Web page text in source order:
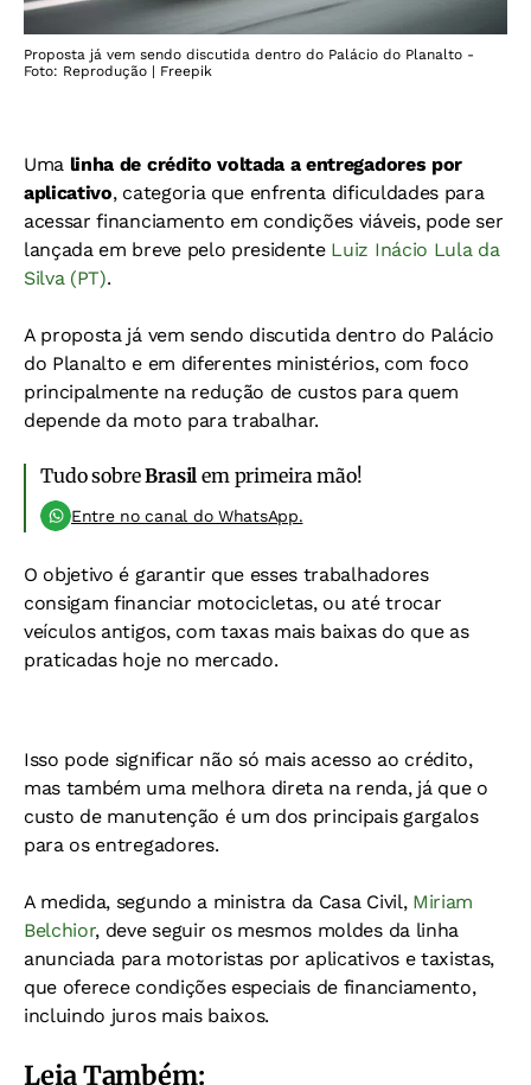
Proposta já vem sendo discutida dentro do Palácio do Planalto -
Foto: Reprodução | Freepik
Uma linha de crédito voltada a entregadores por
aplicativo, categoria que enfrenta dificuldades para
acessar financiamento em condições viáveis, pode ser
lançada em breve pelo presidente Luiz Inácio Lula da
Silva (PT).
A proposta já vem sendo discutida dentro do Palácio
do Planalto e em diferentes ministérios, com foco
principalmente na redução de custos para quem
depende da moto para trabalhar.
Tudo sobreBrasil em primeira mão!
Entre no canal do WhatsApp.
O objetivo é garantir que esses trabalhadores
consigam financiar motocicletas, ou até trocar
veículos antigos, com taxas mais baixas do que as
praticadas hoje no mercado.
Isso pode significar não só mais acesso ao crédito,
mas também uma melhora direta na renda, já que o
custo de manutenção é um dos principais gargalos
para os entregadores.
A medida, segundo a ministra da Casa Civil, Miriam
Belchior, deve seguir os mesmos moldes da linha
anunciada para motoristas por aplicativos e taxistas,
que oferece condições especiais de financiamento,
incluindo juros mais baixos.
Leia Também: